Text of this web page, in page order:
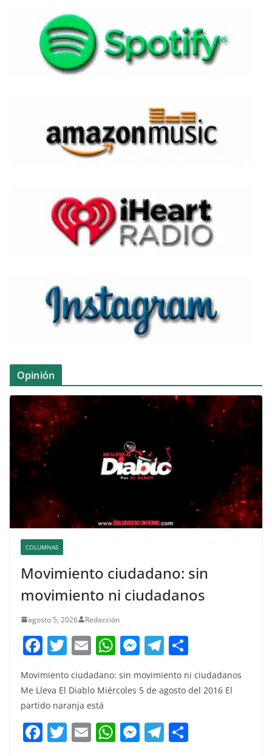
Opinión
COLUMNAS
Movimiento ciudadano: sin
movimiento ni ciudadanos
agosto 5, 2026 Redacción
F
a
c
e
b
o
T
w
itt
er
E
m
ai
l
W
h
at
A
p
M
ss
n
g
T
e
gr
a
m
o
m
Movimiento ciudadano: sin movimiento ni ciudadanos
Me Lleva El Diablo Miércoles 5 de agosto del 2016 El
partido naranja está
F T E W M T